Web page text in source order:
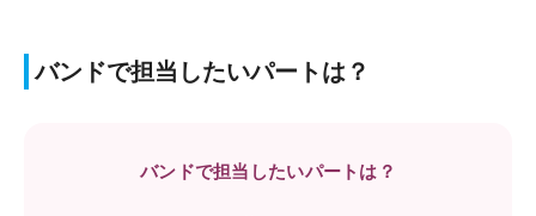
バンドで担当したいパートは？
バンドで担当したいパートは？